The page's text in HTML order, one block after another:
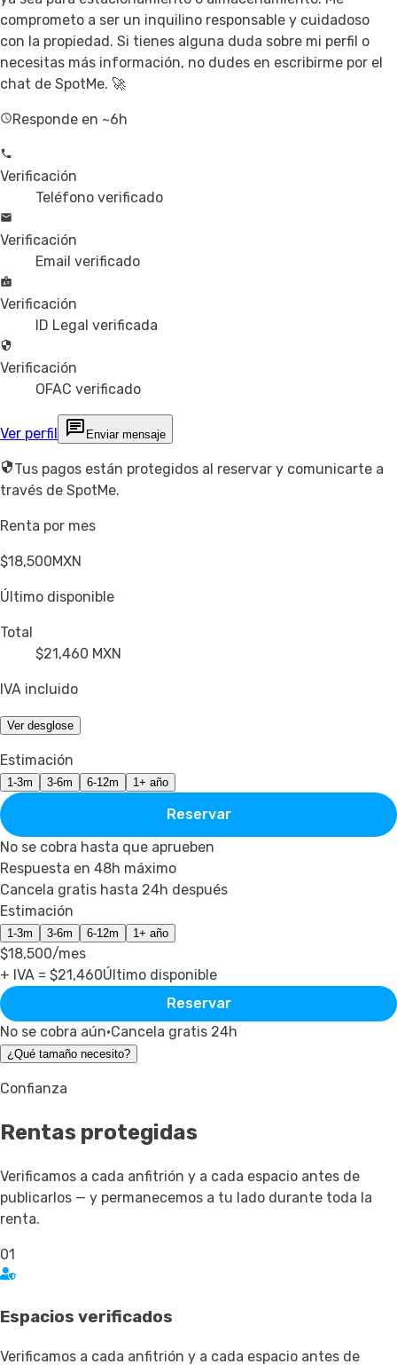
comprometo a ser un inquilino responsable y cuidadoso
con la propiedad. Si tienes alguna duda sobre mi perfil o
necesitas más información, no dudes en escribirme por el
chat de SpotMe. 🚀
Responde en ~6h
Verificación
Teléfono verificado
Verificación
Email verificado
Verificación
ID Legal verificada
Verificación
OFAC verificado
Ver perfil Enviar mensaje
Tus pagos están protegidos al reservar y comunicarte a
través de SpotMe.
Renta por mes
$18,500MXN
Último disponible
Total
$21,460 MXN
IVA incluido
Ver desglose
Estimación
1-3m 3-6m 6-12m 1+ año
Reservar
No se cobra hasta que aprueben
Respuesta en 48h máximo
Cancela gratis hasta 24h después
Estimación
1-3m 3-6m 6-12m 1+ año
$18,500/mes
+ IVA = $21,460Último disponible
Reservar
No se cobra aún·Cancela gratis 24h
¿Qué tamaño necesito?
Confianza
Rentas protegidas
Verificamos a cada anfitrión y a cada espacio antes de
publicarlos — y permanecemos a tu lado durante toda la
renta.
01
Espacios verificados
Verificamos a cada anfitrión y a cada espacio antes de